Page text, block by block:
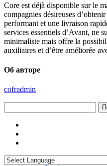
Core est déjà disponible sur le
compagnies désireuses
performant et une livraison
services essentiels d’Avant, ne
minimaliste mais offre la
auxiliaires et d’être améliorée
Об авторе
cofradmin